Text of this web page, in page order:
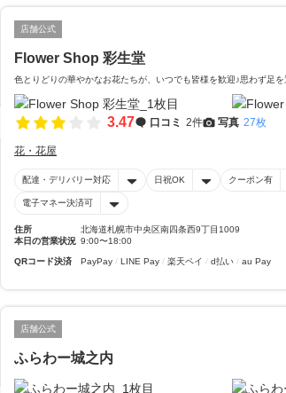
店舗公式
Flower Shop 彩生堂
色とりどりの華やかなお花たちが、いつでも皆様を歓迎♪思わず足
3.47 口コミ 2件 写真 27枚
花・花屋
配達・デリバリー対応 日祝OK クーポン有
電子マネー決済可
住所
北海道札幌市中央区南四条西9丁目1009
本日の営業状況 9:00〜18:00
QRコード決済 PayPay LINE Pay 楽天ペイ d払い au Pay
店舗公式
ふらわー城之内